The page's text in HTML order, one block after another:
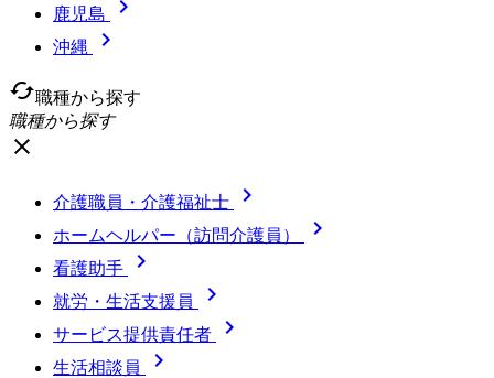
鹿児島 
沖縄

cached職種から探す
職種から探す
close
介護職員・介護福祉士 
ホームヘルパー（訪問介護員） 
看護助手 
就労・生活支援員 
サービス提供責任者 
生活相談員 